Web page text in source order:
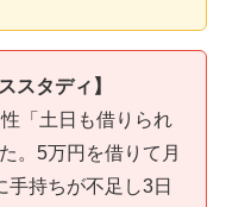
スタディ】
「土日も借りられ
。5万円を借りて月
手持ちが不足し3日